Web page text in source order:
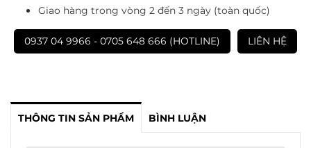
Giao hàng trong vòng 2 đến 3 ngày (toàn quốc)
0937 04 9966 - 0705 648 666 (HOTLINE) LIÊN HỆ
THÔNG TIN SẢN PHẨM BÌNH LUẬN